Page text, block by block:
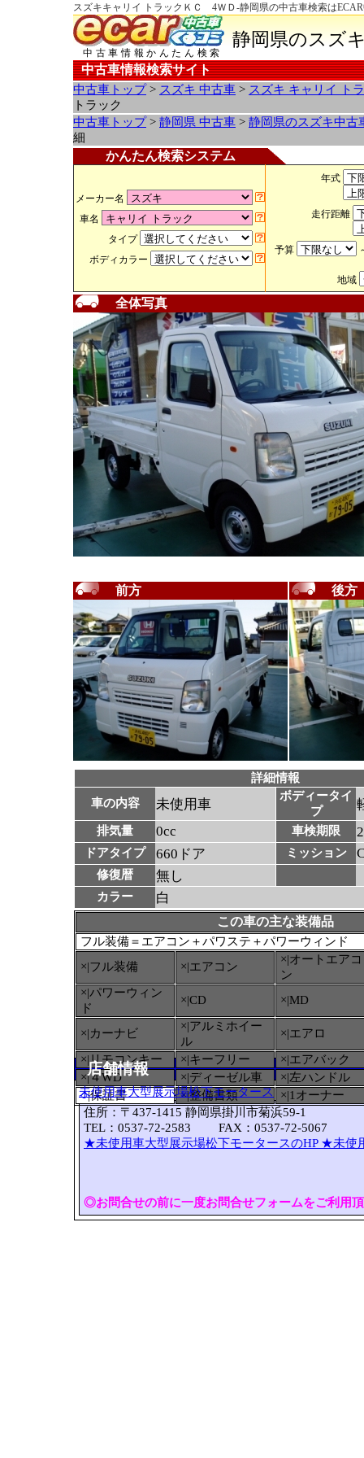
スズキキャリイ トラックＫＣ 4ＷＤ-静岡県の中古車検索は
中古車情報かんたん検索
静岡県のスズ
中古車情報検索サイト
中古車トップ> スズキ 中古車 > スズキ キャリイ ト
トラック
中古車トップ> 静岡県 中古車 > 静岡県のスズキ中古
細
かんたん検索システム
メーカー名
車名
タイプ
ボディカラー
年式
走行距離
予算
地域
全体写真
前方 後方
詳細情報
車の内容
未使用車
ボディータイ
プ
排気量 0cc 車検期限
ドアタイプ 660ドア ミッション
修復暦 無し
カラー 白
この車の主な装備品
フル装備＝エアコン＋パワステ＋パワーウィンド
×|フル装備
×|エアコン
×|オートエアコ
ン
×|パワーウィン
ド
×|CD ×|MD
×|カーナビ
×|アルミホイー
ル
×|エアロ
×|リモコンキー
×|キーフリー
×|エアバック
×|４WD
×|ディーゼル車
×|左ハンドル
○|保証書 ×|整備書類 ×|1オーナー
店舗情報
未使用車大型展示場松下モータース
住所：〒437-1415 静岡県掛川市菊浜59-1
TEL：0537-72-2583 FAX：0537-72-5067
★未使用車大型展示場松下モータースのHP ★未使
◎お問合せの前に一度お問合せフォームをご利用